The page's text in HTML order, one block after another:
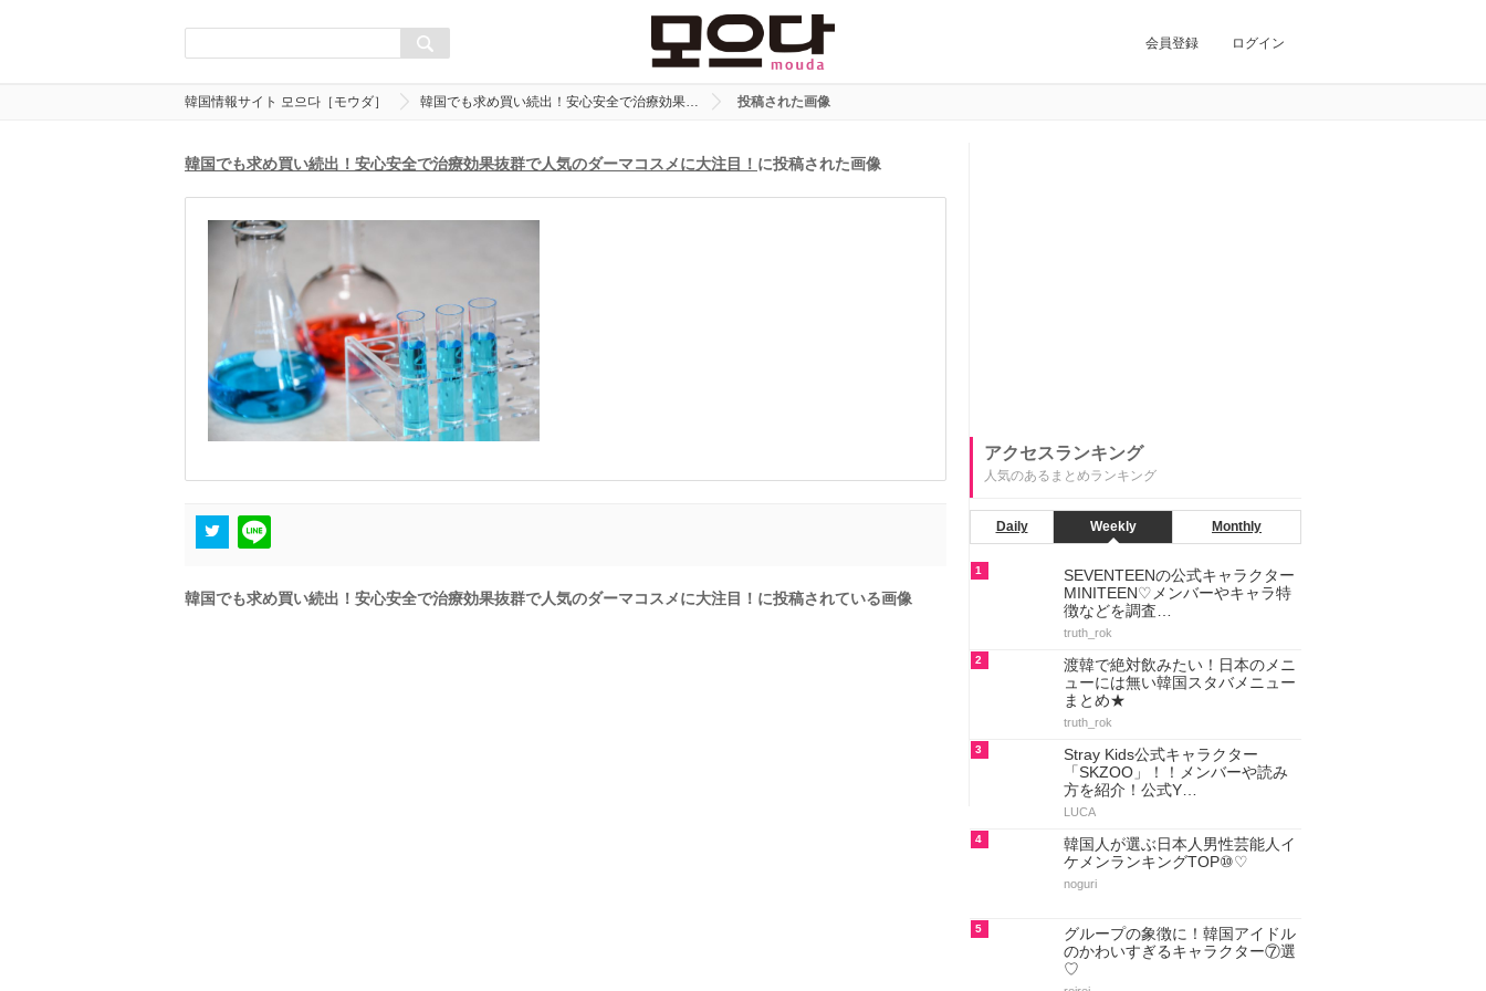
会員登録 ログイン
韓国情報サイト 모으다［モウダ］ 韓国でも求め買い続出！安心安全で治療効果… 投稿された画像
韓国でも求め買い続出！安心安全で治療効果抜群で人気のダーマコスメに大注目！ に投稿された画像
韓国でも求め買い続出！安心安全で治療効果抜群で人気のダーマコスメに大注目！に投稿されている画像
アクセスランキング
人気のあるまとめランキング
Daily Weekly Monthly
1
SEVENTEENの公式キャラクター
MINITEEN♡メンバーやキャラ特
徴などを調査…
truth_rok
2
渡韓で絶対飲みたい！日本のメニ
ューには無い韓国スタバメニュー
まとめ★
truth_rok
3
Stray Kids公式キャラクター
「SKZOO」！！メンバーや読み
方を紹介！公式Y…
LUCA
4
韓国人が選ぶ日本人男性芸能人イ
ケメンランキングTOP⑩♡
noguri
5
グループの象徴に！韓国アイドル
のかわいすぎるキャラクター⑦選
♡